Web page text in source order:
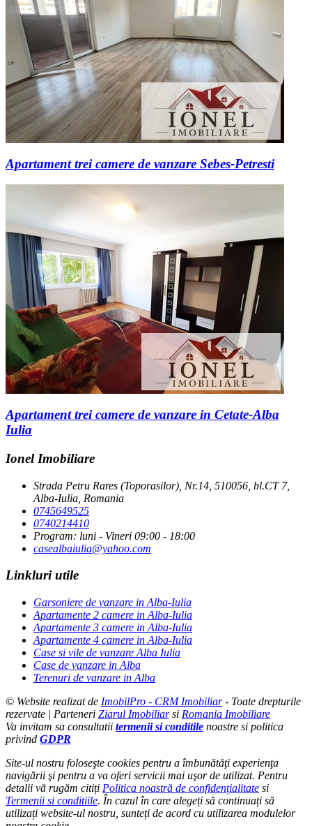
Apartament trei camere de vanzare Sebes-Petresti
Apartament trei camere de vanzare in Cetate-Alba
Iulia
Ionel Imobiliare
Strada Petru Rares (Toporasilor), Nr.14, 510056, bl.CT 7,
Alba-Iulia, Romania
0745649525
0740214410
Program: luni - Vineri 09:00 - 18:00
casealbaiulia@yahoo.com
Linkluri utile
Garsoniere de vanzare in Alba-Iulia
Apartamente 2 camere in Alba-Iulia
Apartamente 3 camere in Alba-Iulia
Apartamente 4 camere in Alba-Iulia
Case si vile de vanzare Alba Iulia
Case de vanzare in Alba
Terenuri de vanzare in Alba
© Website realizat de ImobilPro - CRM Imobiliar- Toate drepturile
rezervate | Parteneri Ziarul Imobiliarsi Romania Imobiliare
Va invitam sa consultatii termenii si conditile noastre si politica
privind GDPR
Site-ul nostru foloseşte cookies pentru a îmbunătăţi experienţa
navigării şi pentru a va oferi servicii mai uşor de utilizat. Pentru
detalii vă rugăm citiți Politica noastră de confidențialitate si
Termenii si conditiile. În cazul în care alegeți să continuați să
utilizați website-ul nostru, sunteți de acord cu utilizarea modulelor